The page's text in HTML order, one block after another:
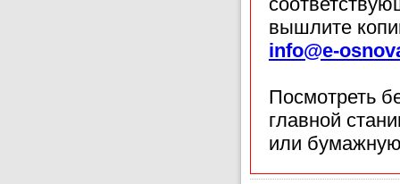
вышлите
info@e-
Посмотреть
главной
или